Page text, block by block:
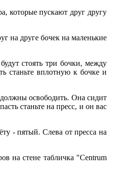
которые пускают друг другу
на друге бочек на маленькие
стоять три бочки, между
станьте вплотную к бочке и
освободить. Она сидит
станьте на пресс, и он вас
- пятый. Слева от пресса на
на стене табличка "Centrum